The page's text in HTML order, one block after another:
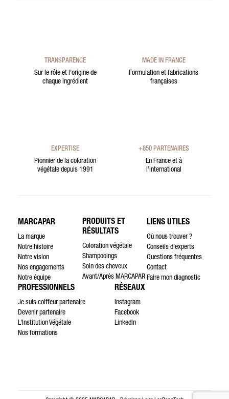
TRANSPARENCE
Sur le rôle et l’origine de
chaque ingrédient
MADE IN FRANCE
Formulation et fabrications
françaises
EXPERTISE
Pionnier de la coloration
végétale depuis 1991
+850 PARTENAIRES
En France et à
l’international
MARCAPAR
La marque
Notre histoire
Notre vision
Nos engagements
Notre équipe
PRODUITS ET
RÉSULTATS
Coloration végétale
Shampooings
Soin des cheveux
Avant/Après MARCAPAR
LIENS UTILES
Où nous trouver ?
Conseils d’experts
Questions fréquentes
Contact
Faire mon diagnostic
PROFESSIONNELS
Je suis coiffeur partenaire
Devenir partenaire
L’Institution Végétale
Nos formations
RÉSEAUX
Instagram
Facebook
LinkedIn